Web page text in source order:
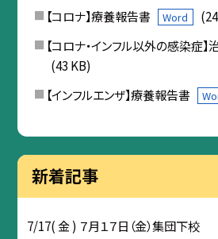
【コロナ】療養報告書 Word
【コロナ・インフル以外の感染症
(43 KB)
【インフルエンザ】療養報告書
新着記事
7/17( 金 ) ７月１７日（金）集団下校